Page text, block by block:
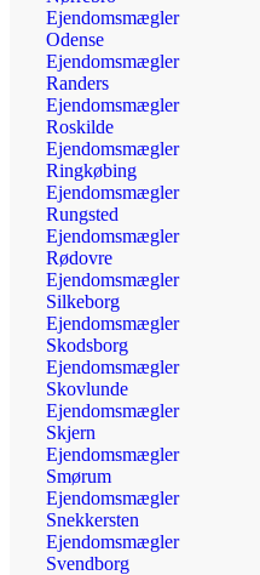
Ejendomsmægler
Odense
Ejendomsmægler
Randers
Ejendomsmægler
Roskilde
Ejendomsmægler
Ringkøbing
Ejendomsmægler
Rungsted
Ejendomsmægler
Rødovre
Ejendomsmægler
Silkeborg
Ejendomsmægler
Skodsborg
Ejendomsmægler
Skovlunde
Ejendomsmægler
Skjern
Ejendomsmægler
Smørum
Ejendomsmægler
Snekkersten
Ejendomsmægler
Svendborg